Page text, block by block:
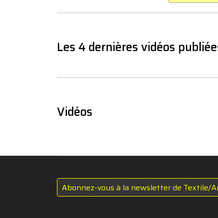
Les 4 dernières vidéos
Vidéos
Abonnez-vous à la newsletter de Textile/